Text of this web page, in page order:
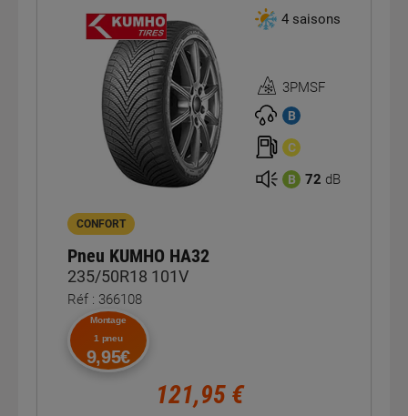
4 saisons
Homologation
3PMSF
3PMSF
B
C
B 72 dB
CONFORT
Pneu KUMHO HA32
235/50R18 101V
Réf : 366108
Montage
1 pneu
9,95€
121,95 €